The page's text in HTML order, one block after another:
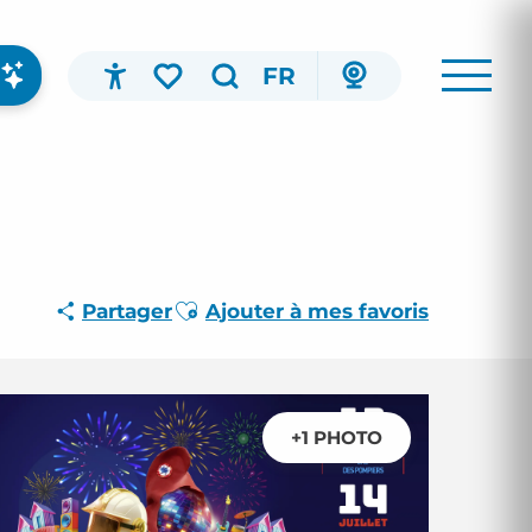
FR
PartagerAjouter aux favoris
Ajouter à mes favoris
+1 PHOTO